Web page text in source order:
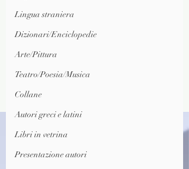
Lingua straniera
Dizionari/Enciclopedie
Arte/Pittura
Teatro/Poesia/Musica
Collane
Autori greci e latini
Libri in vetrina
Presentazione autori